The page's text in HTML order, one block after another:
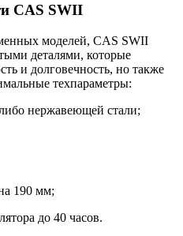
CAS SWII
моделей, CAS SWII
деталями, которые
и долговечность, но также
техпараметры:
нержавеющей стали;
190 мм;
до 40 часов.